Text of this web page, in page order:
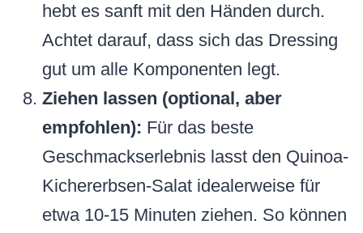
hebt es sanft mit den Händen durch.
Achtet darauf, dass sich das Dressing
gut um alle Komponenten legt.
Ziehen lassen (optional, aber
empfohlen): Für das beste
Geschmackserlebnis lasst den Quinoa-
Kichererbsen-Salat idealerweise für
etwa 10-15 Minuten ziehen. So können